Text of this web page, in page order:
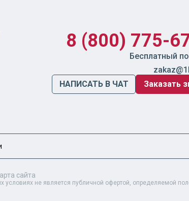
8 (800) 775-
Бесплатный
НАПИСАТЬ В ЧАТ
Заказать
сайта
условиях не является публичной офертой, определяемой